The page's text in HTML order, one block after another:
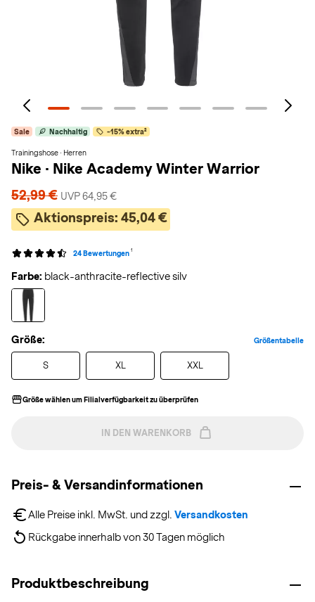
Sale Nachhaltig -15% extra²
Trainingshose · Herren
Nike · Nike Academy Winter Warrior
52,99 € UVP 64,95 €
Aktionspreis: 45,04 €
24 Bewertungen 1
Farbe: black-anthracite-reflective silv
Größe: Größentabelle
S XL XXL
Größe wählen um Filialverfügbarkeit zu überprüfen
IN DEN WARENKORB
Preis- & Versandinformationen
Alle Preise inkl. MwSt. und zzgl. Versandkosten
Rückgabe innerhalb von 30 Tagen möglich
Produktbeschreibung